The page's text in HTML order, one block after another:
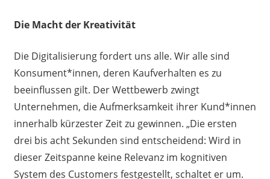
Die Macht der Kreativität
Die Digitalisierung fordert uns alle. Wir alle sind
Konsument*innen, deren Kaufverhalten es zu
beeinflussen gilt. Der Wettbewerb zwingt
Unternehmen, die Aufmerksamkeit ihrer Kund*innen
innerhalb kürzester Zeit zu gewinnen. „Die ersten
drei bis acht Sekunden sind entscheidend: Wird in
dieser Zeitspanne keine Relevanz im kognitiven
System des Customers festgestellt, schaltet er um.